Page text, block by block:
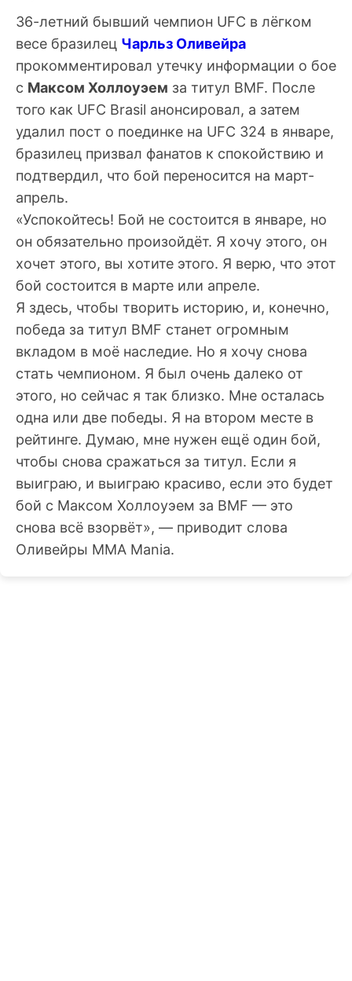
36-летний бывший чемпион UFC в лёгком
весе бразилец Чарльз Оливейра
прокомментировал утечку информации о бое
с Максом Холлоуэем за титул BMF. После
того как UFC Brasil анонсировал, а затем
удалил пост о поединке на UFC 324 в январе,
бразилец призвал фанатов к спокойствию и
подтвердил, что бой переносится на март-
апрель.
«Успокойтесь! Бой не состоится в январе, но
он обязательно произойдёт. Я хочу этого, он
хочет этого, вы хотите этого. Я верю, что этот
бой состоится в марте или апреле.
Я здесь, чтобы творить историю, и, конечно,
победа за титул BMF станет огромным
вкладом в моё наследие. Но я хочу снова
стать чемпионом. Я был очень далеко от
этого, но сейчас я так близко. Мне осталась
одна или две победы. Я на втором месте в
рейтинге. Думаю, мне нужен ещё один бой,
чтобы снова сражаться за титул. Если я
выиграю, и выиграю красиво, если это будет
бой с Максом Холлоуэем за BMF — это
снова всё взорвёт», — приводит слова
Оливейры MMA Mania.